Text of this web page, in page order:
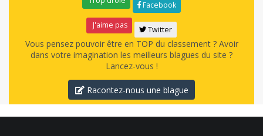
Facebook
J'aime pas Twitter
Vous pensez pouvoir être en TOP du classement ? Avoir
dans votre imagination les meilleurs blagues du site ?
Lancez-vous !
Racontez-nous une blague